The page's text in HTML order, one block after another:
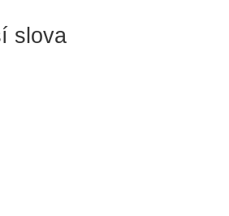
slova